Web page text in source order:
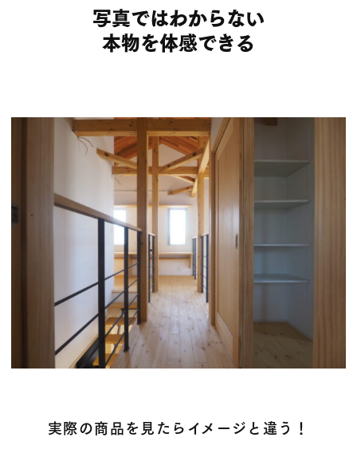
写真ではわからない
本物を体感できる
実際の商品を見たらイメージと違う！